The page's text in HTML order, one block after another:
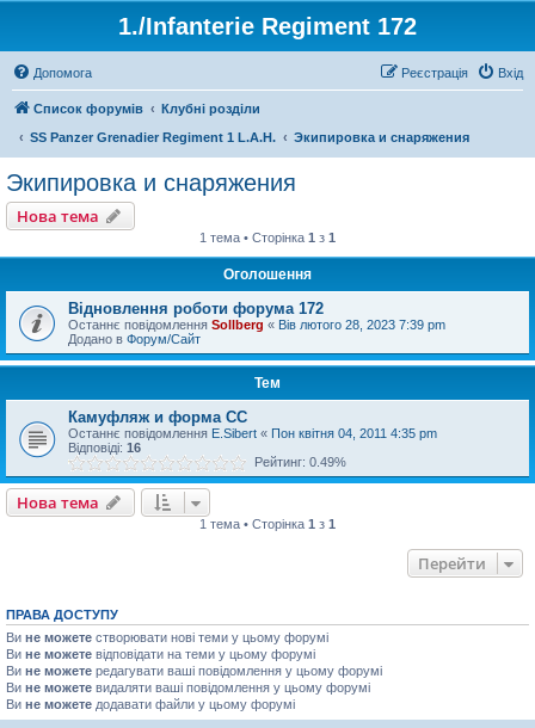
1./Infanterie Regiment 172
Допомога Вхід
Реєстрація
Список форумів
Клубні розділи
SS Panzer Grenadier Regiment 1 L.A.H.
Экипировка и снаряжения
Экипировка и снаряжения
Нова тема
1 тема • Сторінка 1 з 1
Оголошення
Відновлення роботи форума 172
Останнє повідомлення Sollberg « Вів лютого 28, 2023 7:39 pm
Додано в Форум/Сайт
Тем
Камуфляж и форма СС
Останнє повідомлення E.Sibert « Пон квітня 04, 2011 4:35 pm
Відповіді: 16
Рейтинг: 0.49%
Нова тема
1 тема • Сторінка 1 з 1
Перейти
ПРАВА ДОСТУПУ
Ви не можете створювати нові теми у цьому форумі
Ви не можете відповідати на теми у цьому форумі
Ви не можете редагувати ваші повідомлення у цьому форумі
Ви не можете видаляти ваші повідомлення у цьому форумі
Ви не можете додавати файли у цьому форумі